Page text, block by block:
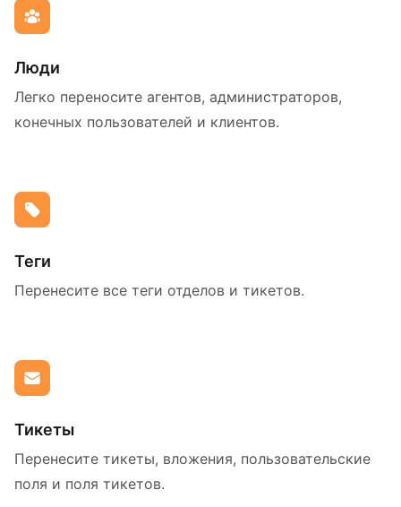
Люди
Легко переносите агентов, администраторов,
конечных пользователей и клиентов.
Теги
Перенесите все теги отделов и тикетов.
Тикеты
Перенесите тикеты, вложения, пользовательские
поля и поля тикетов.